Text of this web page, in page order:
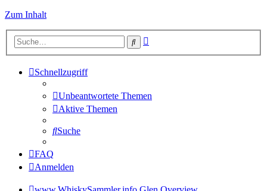
Zum Inhalt
Suche
Schnellzugriff
Unbeantwortete Themen
Aktive Themen
Suche
FAQ
Anmelden